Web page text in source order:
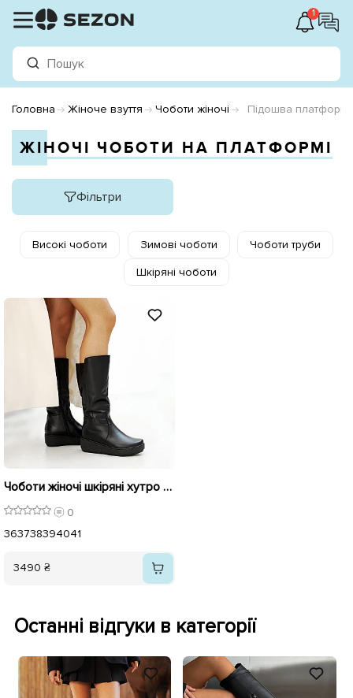
1
Головна Жіноче взуття Чоботи жіночі Підошва платформа
ЖІНОЧІ ЧОБОТИ НА ПЛАТФОРМІ
Фільтри
Високі чоботи Зимові чоботи Чоботи труби
Шкіряні чоботи
Чоботи жіночі шкіряні хутро 592725 Чорні
0
363738394041
3490 ₴
Останні відгуки в категорії